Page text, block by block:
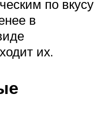
по вкусу
в
их.